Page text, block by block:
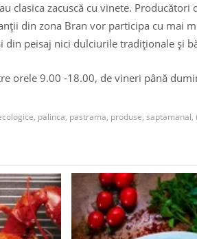
clasica zacuscă cu vinete.
din zona Bran vor participa cu mai
din peisaj nici dulciurile tradiţionale şi
orele 9.00 -18.00, de vineri până
, palinca, pastrama, produse, saptamanal,